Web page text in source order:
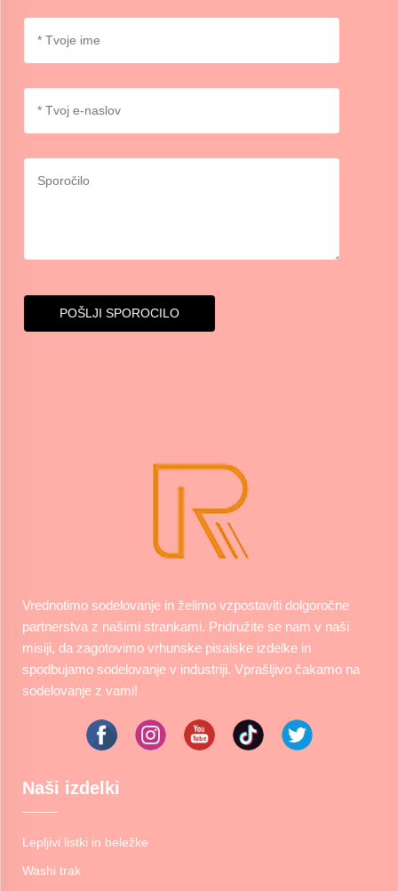
POŠLJI SPOROCILO
Vrednotimo sodelovanje in želimo vzpostaviti dolgoročne
partnerstva z našimi strankami. Pridružite se nam v naši
misiji, da zagotovimo vrhunske pisalske izdelke in
spodbujamo sodelovanje v industriji. Vprašljivo čakamo na
sodelovanje z vami!
Naši izdelki
Lepljivi listki in beležke
Washi trak